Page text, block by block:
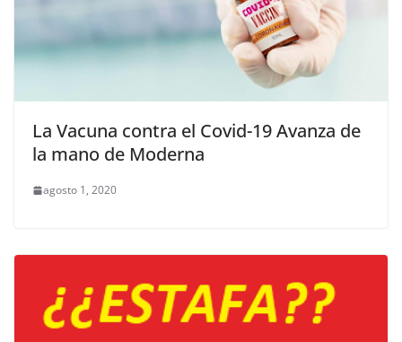
La Vacuna contra el Covid-19 Avanza de
la mano de Moderna
agosto 1, 2020